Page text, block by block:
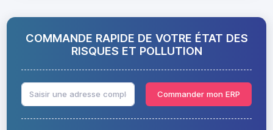
COMMANDE RAPIDE DE VOTRE ÉTAT DES
RISQUES ET POLLUTION
Commander mon ERP